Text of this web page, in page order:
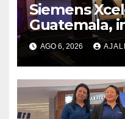
Siemens
Guatemala,
ruta para
AGO 6, 2026